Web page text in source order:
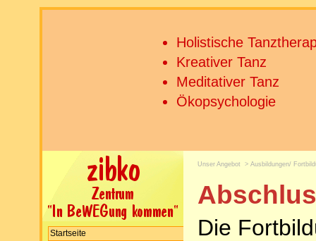
Holistische
Kreativer Tanz
Meditativer Tanz
Ökopsychologie
Startseite
Unser Angebot > Ausbildungen/
Die